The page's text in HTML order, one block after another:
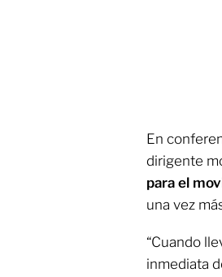
En
dirigente
para el
una vez
“Cuando
inmediata